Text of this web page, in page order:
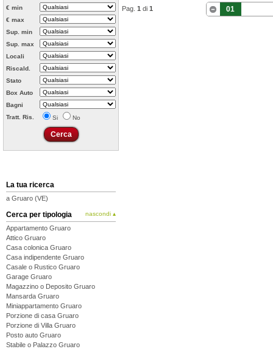
€ min
€ max
Sup. min
Sup. max
Locali
Riscald.
Stato
Box Auto
Bagni
Tratt. Ris.
Si No
La tua ricerca
a Gruaro (VE)
Cerca per tipologia nascondi ▴
Appartamento Gruaro
Attico Gruaro
Casa colonica Gruaro
Casa indipendente Gruaro
Casale o Rustico Gruaro
Garage Gruaro
Magazzino o Deposito Gruaro
Mansarda Gruaro
Miniappartamento Gruaro
Porzione di casa Gruaro
Porzione di Villa Gruaro
Posto auto Gruaro
Stabile o Palazzo Gruaro
Pag. 1 di 1 01